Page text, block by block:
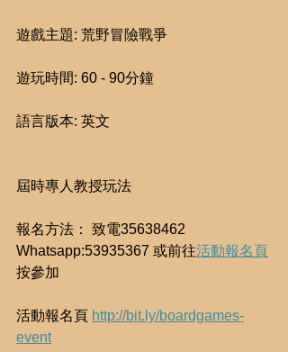
遊戲主題: 荒野冒險戰爭
遊玩時間: 60 - 90分鐘
語言版本: 英文
屆時專人教授玩法
報名方法： 致電35638462
Whatsapp:53935367 或前往活動報名頁
按參加
活動報名頁 http://bit.ly/boardgames-
event